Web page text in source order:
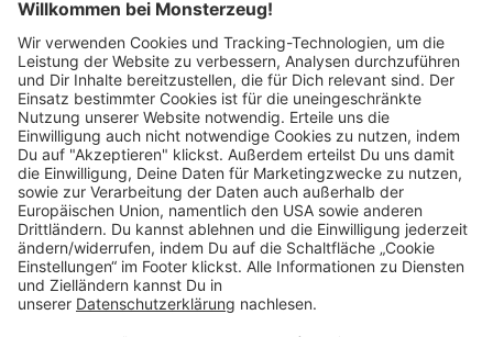
Mitglied im:
Impressum AGB Widerrufsbelehrung